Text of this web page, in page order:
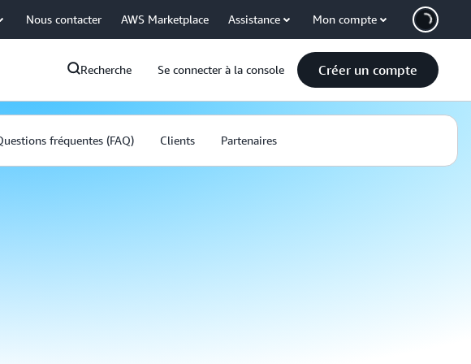
Nous contacter AWS Marketplace Assistance Mon compte
Recherche Se connecter à la console Créer un compte
fréquentes (FAQ) Clients Partenaires